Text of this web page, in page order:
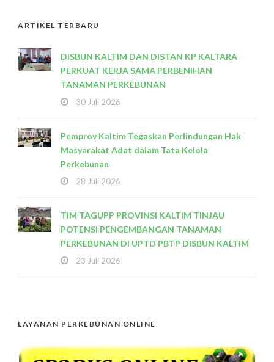
ARTIKEL TERBARU
DISBUN KALTIM DAN DISTAN KP KALTARA
PERKUAT KERJA SAMA PERBENIHAN
TANAMAN PERKEBUNAN
30 Juli 2026
Pemprov Kaltim Tegaskan Perlindungan Hak
Masyarakat Adat dalam Tata Kelola
Perkebunan
28 Juli 2026
TIM TAGUPP PROVINSI KALTIM TINJAU
POTENSI PENGEMBANGAN TANAMAN
PERKEBUNAN DI UPTD PBTP DISBUN KALTIM
23 Juli 2026
LAYANAN PERKEBUNAN ONLINE